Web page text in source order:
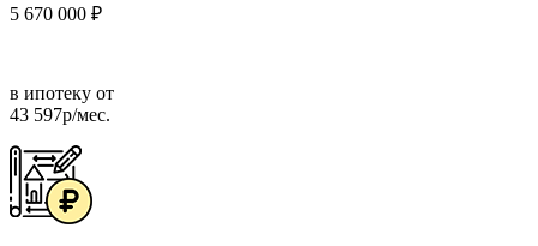
5 670 000 ₽
в ипотеку от
43 597р/мес.